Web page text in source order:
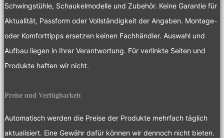
Schwingstühle, Schaukelmodelle und Zubehör. Keine Garantie für
Aktualität, Passform oder Vollständigkeit der Angaben. Montage-
oder Komforttipps ersetzen keinen Fachhändler. Auswahl und
Aufbau liegen in Ihrer Verantwortung. Für verlinkte Seiten und
Produkte haften wir nicht.
Preise und Verfügbarkeit
Automatisch werden die Preise der Produkte mehrfach täglich
aktualisiert. Eine Gewähr dafür können wir dennoch nicht bieten.